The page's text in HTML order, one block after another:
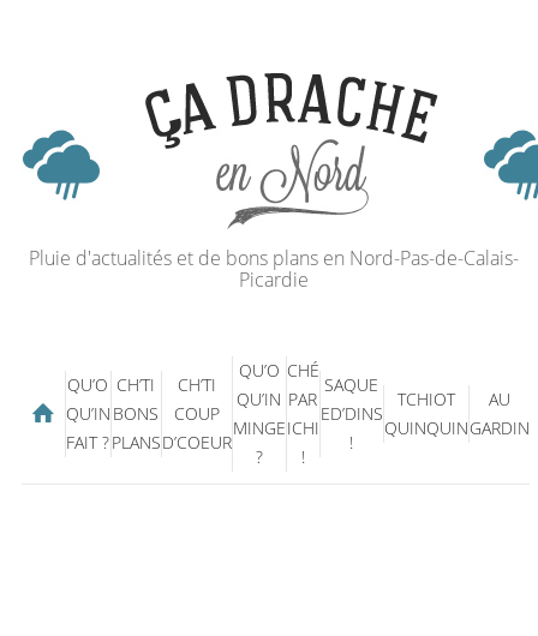
Pluie d'actualités et de bons plans en Nord-Pas-de-Calais-
Picardie
QU’O
QU’IN
FAIT ?
CH’TI
BONS
PLANS
CH’TI
COUP
D’COEUR
QU’O
QU’IN
MINGE
?
CHÉ
PAR
ICHI
!
SAQUE
ED’DINS
!
TCHIOT
QUINQUIN
AU
GARDIN